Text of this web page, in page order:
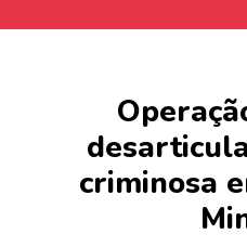
criminosa